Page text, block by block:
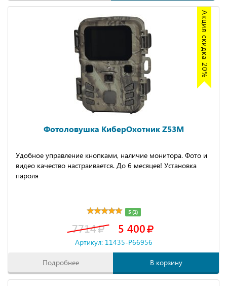
Акция скидка 20%
Фотоловушка КиберОхотник Z53M
Удобное управление кнопками, наличие монитора. Фото и
видео качество настраивается. До 6 месяцев! Установка
пароля
5 (1)
7714 5 400
Артикул: 11435-P66956
Подробнее В корзину